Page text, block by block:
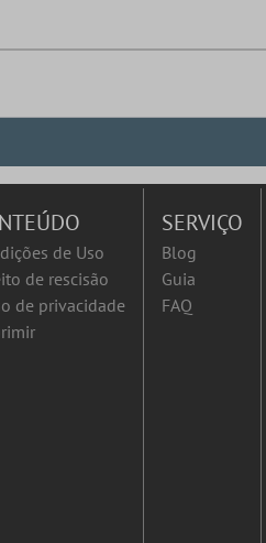
de Uso
de rescisão
de privacidade
SERVIÇO
Blog
Guia
FAQ